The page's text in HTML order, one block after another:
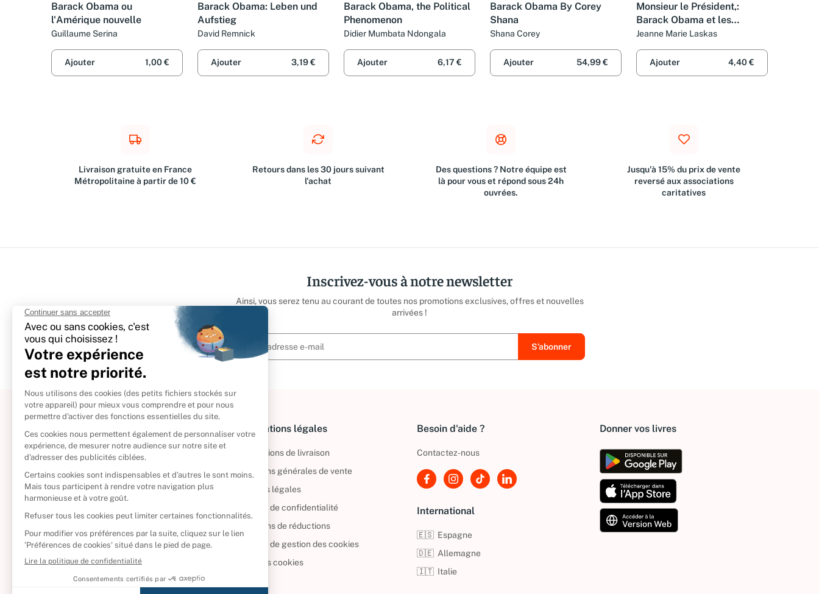
Barack Obama ou
l'Amérique nouvelle
Guillaume Serina
Ajouter 1,00 €
Barack Obama: Leben und
Aufstieg
David Remnick
Ajouter 3,19 €
Barack Obama, the Political
Phenomenon
Didier Mumbata Ndongala
Ajouter 6,17 €
Barack Obama By Corey
Shana
Shana Corey
Ajouter 54,99 €
Monsieur le Président,:
Barack Obama et les
citoyens américains en
toutes lettres
Jeanne Marie Laskas
Ajouter 4,40 €
Livraison gratuite en France
Métropolitaine à partir de 10 €
Retours dans les 30 jours suivant
l'achat
Des questions ? Notre équipe est
là pour vous et répond sous 24h
ouvrées.
Jusqu'à 15% du prix de vente
reversé aux associations
caritatives
Inscrivez-vous à notre newsletter
Ainsi, vous serez tenu au courant de toutes nos promotions exclusives, offres et nouvelles
arrivées !
À propos
Politique de retour
Reprendre vos livres
Qui sommes-nous ?
CD d'occasion
DVD d'occasion
Livres d’occasion
Informations légales
Informations de livraison
Conditions générales de vente
Mentions légales
Politique de confidentialité
Conditions de réductions
Politique de gestion des cookies
Gérer vos cookies
Besoin d'aide ?
Contactez-nous
International
🇪🇸 Espagne
🇩🇪 Allemagne
🇮🇹 Italie
Donner vos livres